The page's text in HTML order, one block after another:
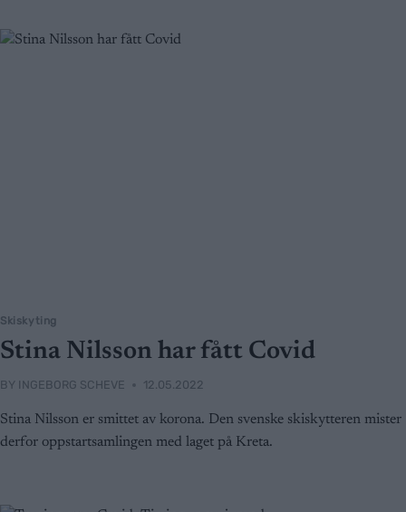
Skiskyting
Stina Nilsson har fått Covid
BY INGEBORG SCHEVE 12.05.2022
Stina Nilsson er smittet av korona. Den svenske skiskytteren mister
derfor oppstartsamlingen med laget på Kreta.